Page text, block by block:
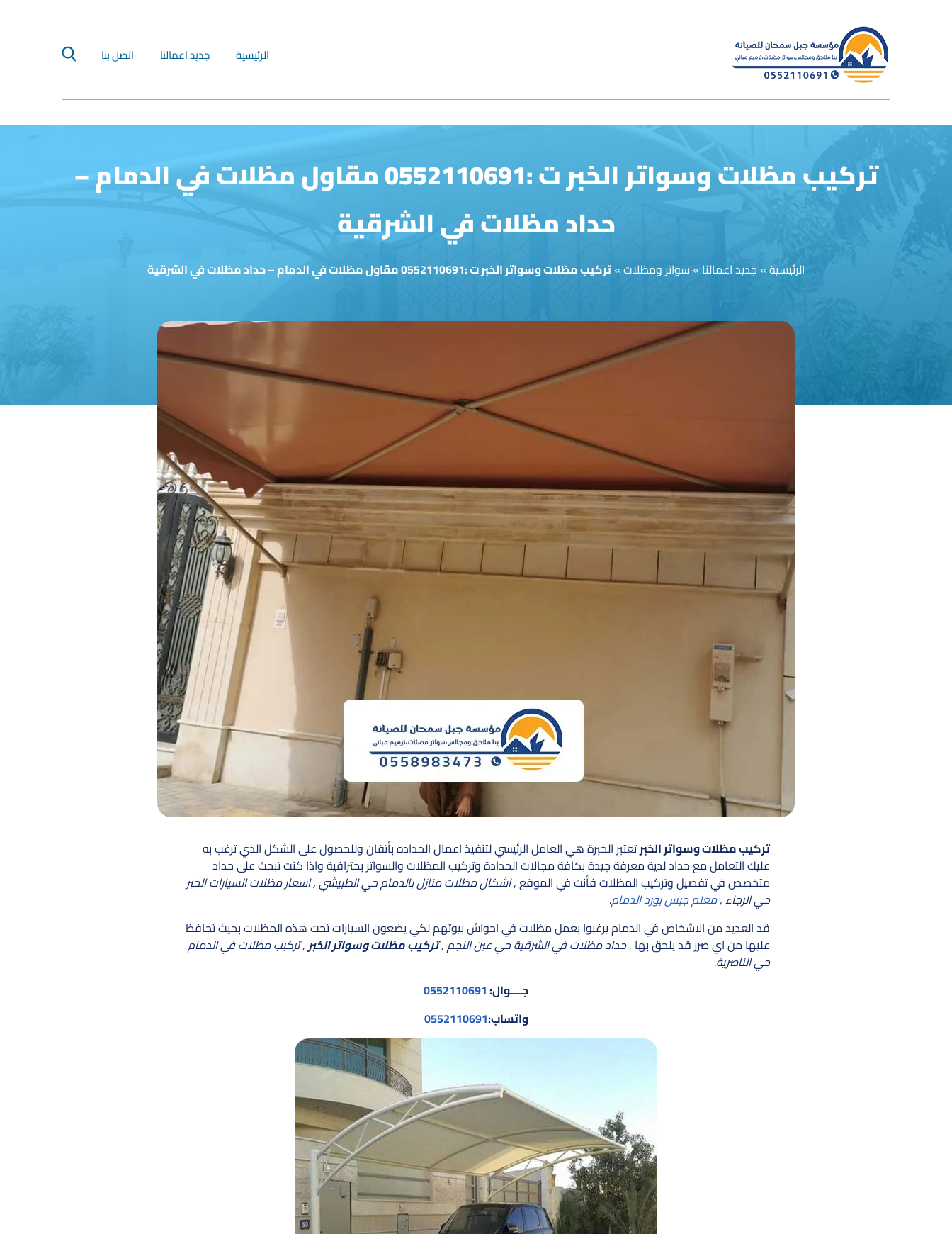
الرئيسية‎ جديد اعمالنا‎ اتصل بنا‎
تركيب مظلات وسواتر الخبر ت :0552110691 مقاول مظلات في الدمام –
حداد مظلات في الشرقية
الرئيسية»جديد اعمالنا »سواتر ومظلات»تركيب مظلات وسواتر الخبر ت :0552110691 مقاول مظلات في الدمام – حداد مظلات في الشرقية
تركيب مظلات وسواتر الخبرتعتبر الخبرة هي العامل الرئيسي لتنفيذ اعمال الحداده بأتقان وللحصول على الشكل الذي ترغب به
عليك التعامل مع حداد لدية معرفة جيدة بكافة مجالات الحدادة وتركيب المظلات والسواتر بحترافية واذا كنت تبحث على حداد
متخصص في تفصيل وتركيب المظلات فأنت في الموقع ,اشكال مظلات منازل بالدمام حي الطبيشي , اسعار مظلات السيارات الخبر
حي الرجاء ,معلم جبس بورد الدمام.
قد العديد من الاشخاص في الدمام يرغبوا بعمل مظلات في احواش بيوتهم لكي يضعون السيارات تحت هذه المظلات بحيث تحافظ
عليها من اي ضرر قد يلحق بها ,حداد مظلات في الشرقية حي عين النجم ,تركيب مظلات وسواتر الخبر , تركيب مظلات في الدمام
حي الناصرية.
جــــوال:0552110691
واتساب:0552110691